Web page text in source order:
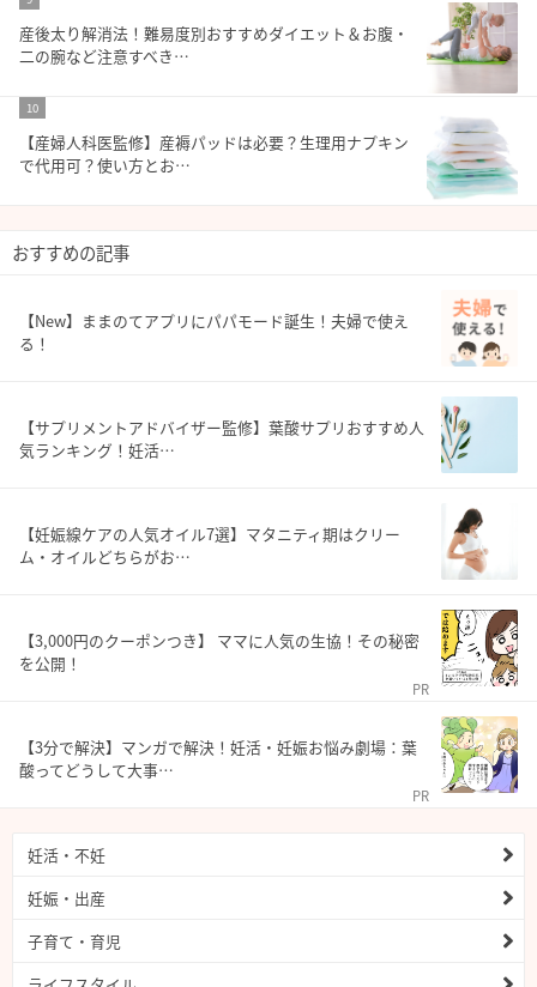
産後太り解消法！難易度別おすすめダイエット＆お腹・
二の腕など注意すべき…
10
【産婦人科医監修】産褥パッドは必要？生理用ナプキン
で代用可？使い方とお…
おすすめの記事
【New】ままのてアプリにパパモード誕生！夫婦で使え
る！
【サプリメントアドバイザー監修】葉酸サプリおすすめ人
気ランキング！妊活…
【妊娠線ケアの人気オイル7選】マタニティ期はクリー
ム・オイルどちらがお…
【3,000円のクーポンつき】 ママに人気の生協！その秘密
を公開！
PR
【3分で解決】マンガで解決！妊活・妊娠お悩み劇場：葉
酸ってどうして大事…
PR
妊活・不妊
妊娠・出産
子育て・育児